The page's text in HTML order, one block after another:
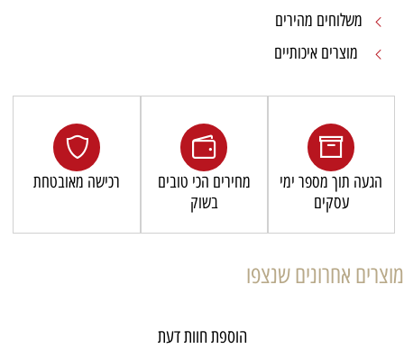
משלוחים מהירים
מוצרים איכותיים
הגעה תוך מספר ימי
עסקים
מחירים הכי טובים
בשוק
רכישה מאובטחת
מוצרים אחרונים שנצפו
הוספת חוות דעת